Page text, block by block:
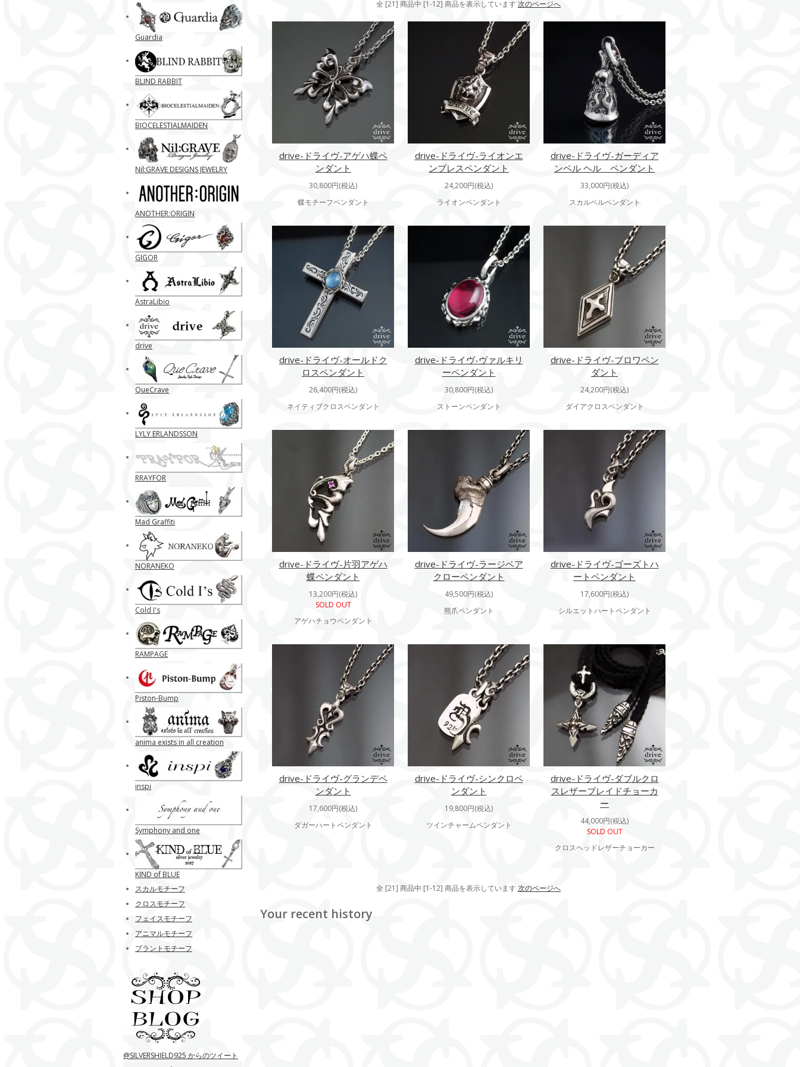
全 [21] 商品中 [1-12] 商品を表示しています次のページへ
drive-ドライヴ-アゲハ蝶ペ
ンダント
30,800円(税込)
蝶モチーフペンダント
drive-ドライヴ-ライオンエ
ンブレスペンダント
24,200円(税込)
ライオンペンダント
drive-ドライヴ-ガーディア
ンベル ヘル ペンダント
33,000円(税込)
スカルベルペンダント
drive-ドライヴ-オールドク
ロスペンダント
26,400円(税込)
ネイティブクロスペンダント
drive-ドライヴ-ヴァルキリ
ーペンダント
30,800円(税込)
ストーンペンダント
drive-ドライヴ-ブロワペン
ダント
24,200円(税込)
ダイアクロスペンダント
drive-ドライヴ-片羽アゲハ
蝶ペンダント
13,200円(税込)
SOLD OUT
アゲハチョウペンダント
drive-ドライヴ-ラージベア
クローペンダント
49,500円(税込)
熊爪ペンダント
drive-ドライヴ-ゴーズトハ
ートペンダント
17,600円(税込)
シルエットハートペンダント
drive-ドライヴ-グランデペ
ンダント
17,600円(税込)
ダガーハートペンダント
drive-ドライヴ-シンクロペ
ンダント
19,800円(税込)
ツインチャームペンダント
drive-ドライヴ-ダブルクロ
スレザーブレイドチョーカ
ー
44,000円(税込)
SOLD OUT
クロスヘッドレザーチョーカー
全 [21] 商品中 [1-12] 商品を表示しています 次のページへ
Your recent history
Guardia
BLIND RABBIT
BIOCELESTIALMAIDEN
Nil:GRAVE DESIGNS JEWELRY
ANOTHER:ORIGIN
GIGOR
AstraLibio
drive
QueCrave
LYLY ERLANDSSON
RRAYFOR
Mad Graffiti
NORANEKO
Cold I's
RAMPAGE
Piston-Bump
anima exists in all creation
inspi
Symphony and one
KIND of BLUE
スカルモチーフ
クロスモチーフ
フェイスモチーフ
アニマルモチーフ
プラントモチーフ
@SILVERSHIELD925 からのツイート